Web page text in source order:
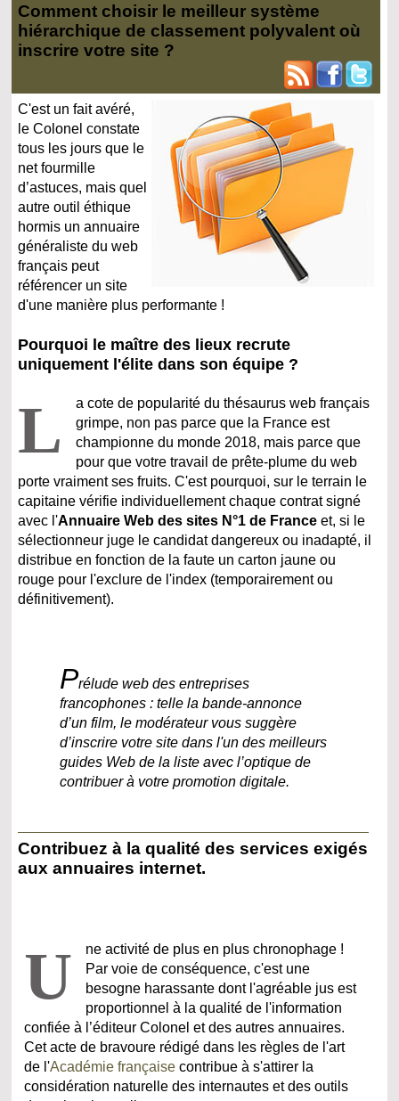
Comment choisir le meilleur système
hiérarchique de classement polyvalent où
inscrire votre site ?
C'est un fait avéré,
le Colonel constate
tous les jours que le
net fourmille
d’astuces, mais quel
autre outil éthique
hormis un annuaire
généraliste du web
français peut
référencer un site
d'une manière plus performante !
Pourquoi le maître des lieux recrute
uniquement l'élite dans son équipe ?
L
a cote de popularité du thésaurus web français
grimpe, non pas parce que la France est
championne du monde 2018, mais parce que
pour que votre travail de prête-plume du web
porte vraiment ses fruits. C'est pourquoi, sur le terrain le
capitaine vérifie individuellement chaque contrat signé
avec l'Annuaire Web des sites N°1 de France et, si le
sélectionneur juge le candidat dangereux ou inadapté, il
distribue en fonction de la faute un carton jaune ou
rouge pour l'exclure de l'index (temporairement ou
définitivement).
Prélude web des entreprises
francophones : telle la bande-annonce
d’un film, le modérateur vous suggère
d’inscrire votre site dans l'un des meilleurs
guides Web de la liste avec l’optique de
contribuer à votre promotion digitale.
Contribuez à la qualité des services exigés
aux annuaires internet.
U
ne activité de plus en plus chronophage !
Par voie de conséquence, c'est une
besogne harassante dont l'agréable jus est
proportionnel à la qualité de l'information
confiée à l’éditeur Colonel et des autres annuaires.
Cet acte de bravoure rédigé dans les règles de l'art
de l'Académie française contribue à s'attirer la
considération naturelle des internautes et des outils